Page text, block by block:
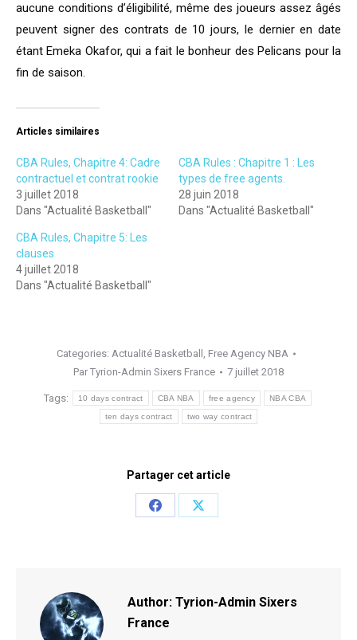
aucune conditions d’éligibilité, même des joueurs assez âgés
peuvent signer des contrats de 10 jours, le dernier en date
étant Emeka Okafor, qui a fait le bonheur des Pelicans pour la
fin de saison.
Articles similaires
CBA Rules, Chapitre 4: Cadre
contractuel et contrat rookie
3 juillet 2018
Dans "Actualité Basketball"
CBA Rules : Chapitre 1 : Les
types de free agents.
28 juin 2018
Dans "Actualité Basketball"
CBA Rules, Chapitre 5: Les
clauses
4 juillet 2018
Dans "Actualité Basketball"
Categories: Actualité Basketball , Free Agency NBA
Par Tyrion-Admin Sixers France 7 juillet 2018
Tags: 10 days contract CBA NBA free agency NBA CBA
ten days contract two way contract
Partager cet article
Share
Share
Author: Tyrion-Admin Sixers
France